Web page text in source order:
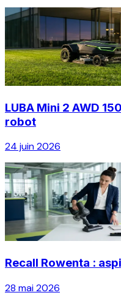
LUBA Mini 2 AWD
robot
24 juin 2026
Recall Rowenta :
28 mai 2026